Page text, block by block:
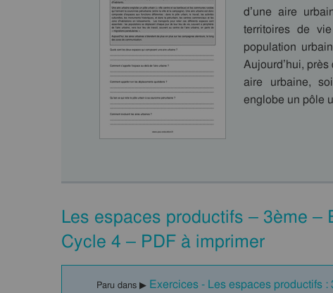
d’une aire
territoires de
population
Aujourd’hui,
aire urbaine,
englobe un pôle
Les espaces productifs – 3ème
Cycle 4 – PDF à imprimer
Paru dans ▶ Exercices - Les espaces productifs :